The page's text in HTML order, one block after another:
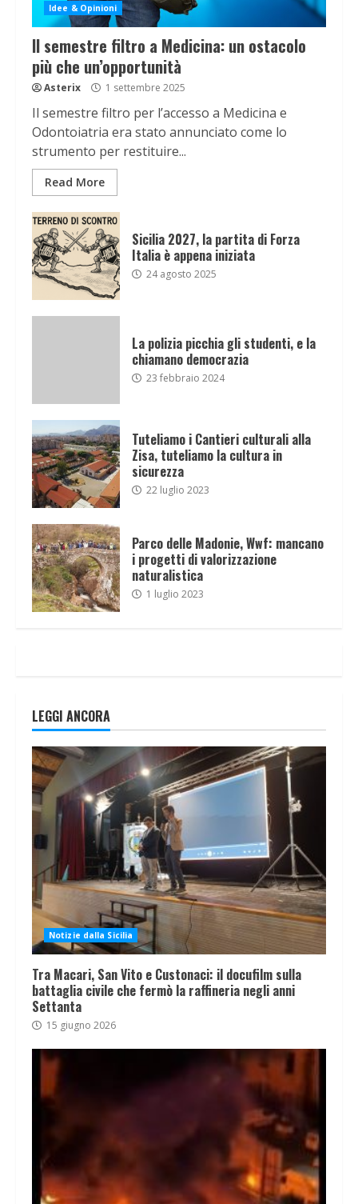
Idee & Opinioni
Il semestre filtro a Medicina: un ostacolo
più che un’opportunità
Asterix 1 settembre 2025
Il semestre filtro per l’accesso a Medicina e
Odontoiatria era stato annunciato come lo
strumento per restituire...
Read More
Sicilia 2027, la partita di Forza
Italia è appena iniziata
24 agosto 2025
La polizia picchia gli studenti, e la
chiamano democrazia
23 febbraio 2024
Tuteliamo i Cantieri culturali alla
Zisa, tuteliamo la cultura in
sicurezza
22 luglio 2023
Parco delle Madonie, Wwf: mancano
i progetti di valorizzazione
naturalistica
1 luglio 2023
LEGGI ANCORA
Notizie dalla Sicilia
Tra Macari, San Vito e Custonaci: il docufilm sulla
battaglia civile che fermò la raffineria negli anni
Settanta
15 giugno 2026